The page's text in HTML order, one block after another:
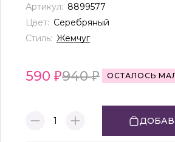
590 940 ОСТАЛОСЬ
1
Артикул: 8899577
Цвет: Серебряный
Стиль: Жемчуг